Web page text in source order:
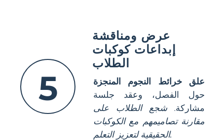
5
عرض ومناقشة
إبداعات كوكبات
الطلاب
علق خرائط النجوم المنجزة
حول الفصل، وعقد جلسة
مشاركة. شجع الطلاب على
مقارنة تصاميمهم مع الكوكبات
الحقيقية لتعزيز التعلم.